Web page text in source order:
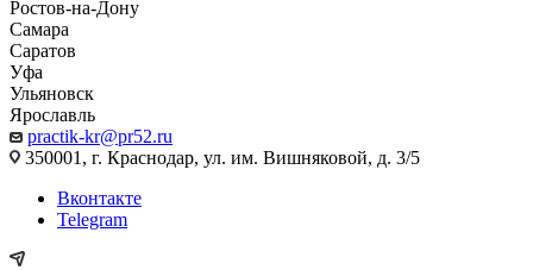
Ростов-на-Дону
Самара
Саратов
Уфа
Ульяновск
Ярославль
practik-kr@pr52.ru
350001, г. Краснодар, ул. им. Вишняковой, д. 3/5
Вконтакте
Telegram